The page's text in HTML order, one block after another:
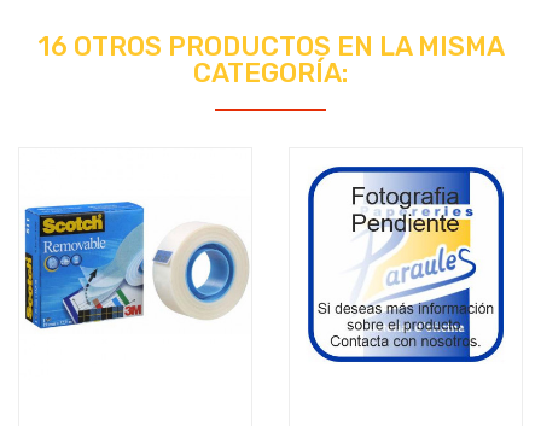
16 OTROS PRODUCTOS EN LA MISMA
CATEGORÍA: